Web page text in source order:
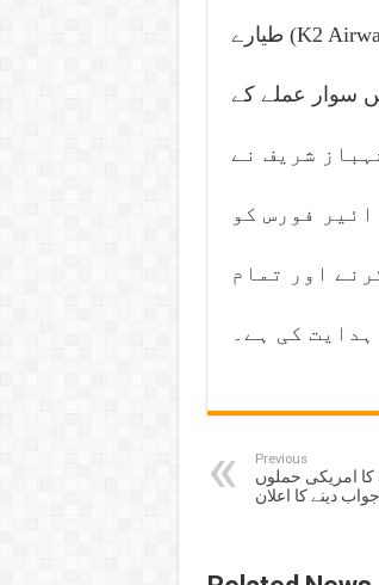
طیارے (K2 Airways) کے بحیرہ عرب میں گر کر لاپتہ ہونے کے افسوسناک حادثے پر
سوار عملے کے
شریف نے
فورس کو
اور تمام
کی ہے۔
Previous
کا امریکی حملوں
دینے کا اعلان